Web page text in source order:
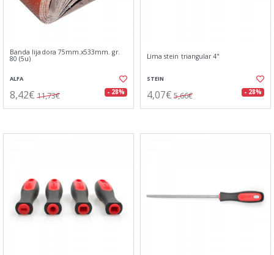
Banda lijadora 75mm.x533mm. gr.
80 (5u)
ALFA
8,42€ 11,73€ - 28%
Lima stein triangular 4"
STEIN
4,07€ 5,66€ - 28%